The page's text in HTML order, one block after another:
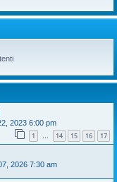
2023 6:00 pm
1 … 14 15 16 17
2026 7:30 am